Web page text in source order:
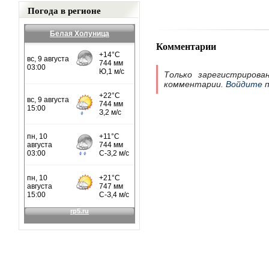
Погода в регионе
Белая Холуница
Комментарии
Только
комментарии. Войдите